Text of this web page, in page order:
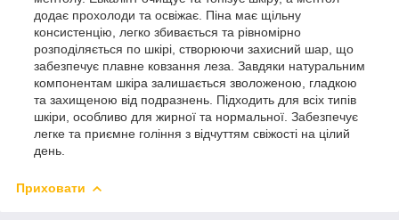
додає прохолоди та освіжає. Піна має щільну
консистенцію, легко збивається та рівномірно
розподіляється по шкірі, створюючи захисний шар, що
забезпечує плавне ковзання леза. Завдяки натуральним
компонентам шкіра залишається зволоженою, гладкою
та захищеною від подразнень. Підходить для всіх типів
шкіри, особливо для жирної та нормальної. Забезпечує
легке та приємне гоління з відчуттям свіжості на цілий
день.
Приховати